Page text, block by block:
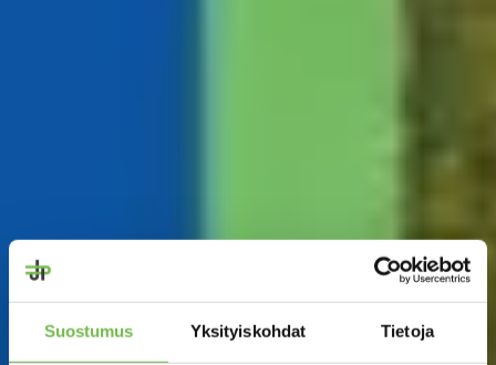
Suostumus Yksityiskohdat Tietoja